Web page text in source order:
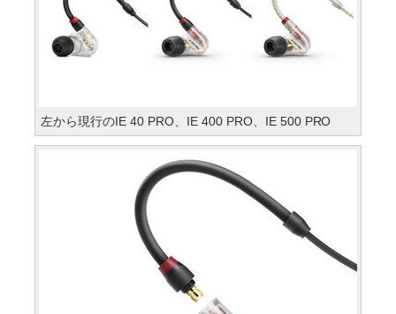
左から現行のIE 40 PRO、IE 400 PRO、IE 500 PRO